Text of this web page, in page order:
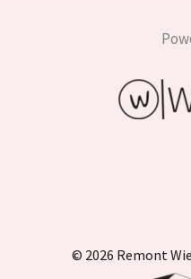
© 2026 Remont